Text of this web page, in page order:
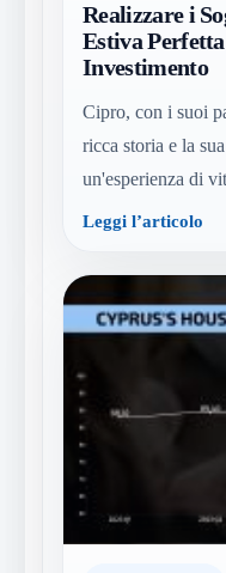
Realizzare i
Estiva
Investimento
Cipro, con i suoi
ricca storia e la
un'esperienza di
Leggi l’articolo